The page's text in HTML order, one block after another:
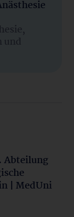
Abteilung
| MedUni